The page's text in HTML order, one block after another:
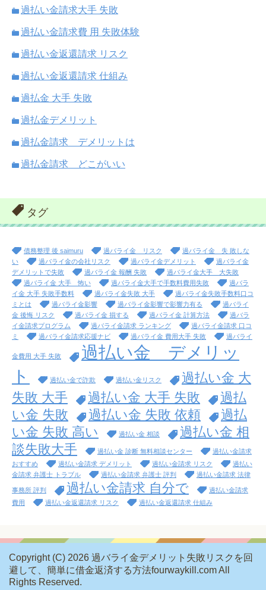
過払い金請求大手 失敗
過払い金請求費 用 失敗体験
過払い金返還請求 リスク
過払い金返還請求 仕組み
過払金 大手 失敗
過払金デメリット
過払金請求 デメリットは
過払金請求 どこがいい
タグ
債務整理 後 saimuru 過バライ金 リスク
過バライ金 失 敗しな
い
過バライ金の会社リスク 過バライ金デメリット
過バライ金
デメリットで失敗
過バライ金 報酬 失敗
過バライ金大手 大失敗
過バライ金 大手 怖い
過バライ金大手で手数料費用失敗
過バラ
イ金 大手 失敗手数料
過バライ金失敗 大手
過バライ金失敗手数料口コ
ミとは
過バライ金影響 過バライ金影響で影響力有る
過バライ
金 後悔 リスク
過バライ金 損する 過バライ金 計算方法
過バラ
イ金請求プログラム
過バライ金請求 ランキング
過バライ金請求 口コ
ミ
過バライ金請求応援ナビ 過バライ金 費用大手 失敗 過バライ
金費用 大手 失敗
過払い金 デメリッ
ト
過払い金で詐欺 過払い金リスク
過払い金 大
失敗 大手
過払い金 大手 失敗
過払
い金 失敗
過払い金 失敗 依頼
過払
い金 失敗 高い
過払い金 相談
過払い金 相
談失敗大手
過払い金 診断 無料相談センター
過払い金請求
おすすめ
過払い金請求 デメリット 過払い金請求 リスク
過払い
金請求 弁護士 トラブル
過払い金請求 弁護士 評判 過払い金請求 法律
事務所 評判 過払い金請求 自分で
過払い金請求
費用
過払い金返還請求 リスク 過払い金返還請求 仕組み
Copyright (C) 2026 過バライ金デメリット失敗リスクを回
避して、簡単に借金返済する方法fourwaykill.comAll
Rights Reserved.